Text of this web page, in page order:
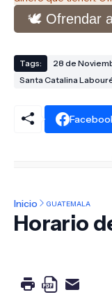
🕊️ Ofrendar
Tags: 28 de
Santa Catalina
Inicio GUATEMALA
Horario